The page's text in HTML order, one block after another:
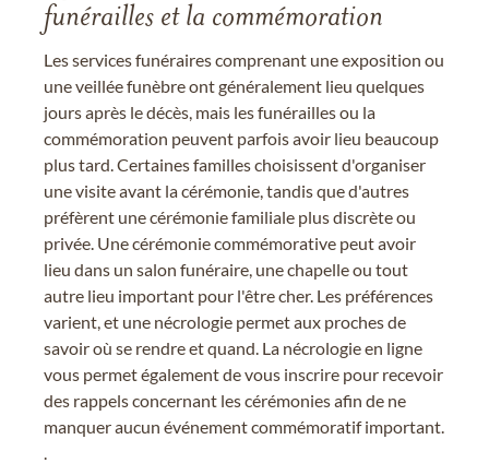
funérailles et la commémoration
Les services funéraires comprenant une exposition ou
une veillée funèbre ont généralement lieu quelques
jours après le décès, mais les funérailles ou la
commémoration peuvent parfois avoir lieu beaucoup
plus tard. Certaines familles choisissent d'organiser
une visite avant la cérémonie, tandis que d'autres
préfèrent une cérémonie familiale plus discrète ou
privée. Une cérémonie commémorative peut avoir
lieu dans un salon funéraire, une chapelle ou tout
autre lieu important pour l'être cher. Les préférences
varient, et une nécrologie permet aux proches de
savoir où se rendre et quand. La nécrologie en ligne
vous permet également de vous inscrire pour recevoir
des rappels concernant les cérémonies afin de ne
manquer aucun événement commémoratif important.